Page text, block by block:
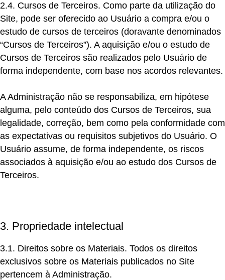
2.4. Cursos de Terceiros. Como parte da utilização do
Site, pode ser oferecido ao Usuário a compra e/ou o
estudo de cursos de terceiros (doravante denominados
“Cursos de Terceiros”). A aquisição e/ou o estudo de
Cursos de Terceiros são realizados pelo Usuário de
forma independente, com base nos acordos relevantes.
A Administração não se responsabiliza, em hipótese
alguma, pelo conteúdo dos Cursos de Terceiros, sua
legalidade, correção, bem como pela conformidade com
as expectativas ou requisitos subjetivos do Usuário. O
Usuário assume, de forma independente, os riscos
associados à aquisição e/ou ao estudo dos Cursos de
Terceiros.
3. Propriedade intelectual
3.1. Direitos sobre os Materiais. Todos os direitos
exclusivos sobre os Materiais publicados no Site
pertencem à Administração.